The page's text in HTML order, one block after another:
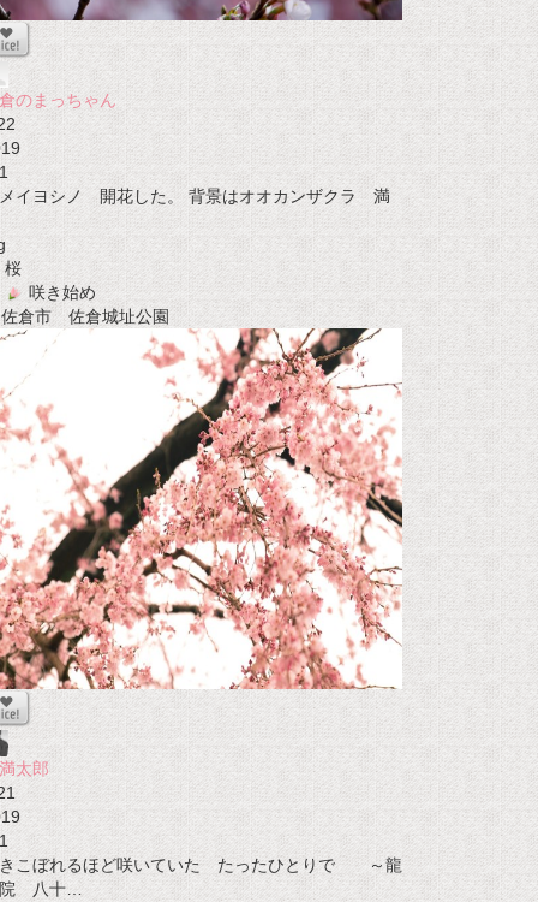
のまっちゃん
1
イヨシノ 開花した。 背景はオオカンザクラ 満
桜
咲き始め
倉市 佐倉城址公園
太郎
1
こぼれるほど咲いていた たったひとりで ～龍
八十…